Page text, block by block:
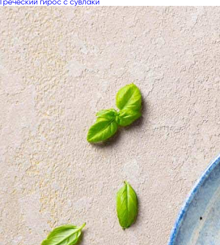
Греческий гирос с сувлаки